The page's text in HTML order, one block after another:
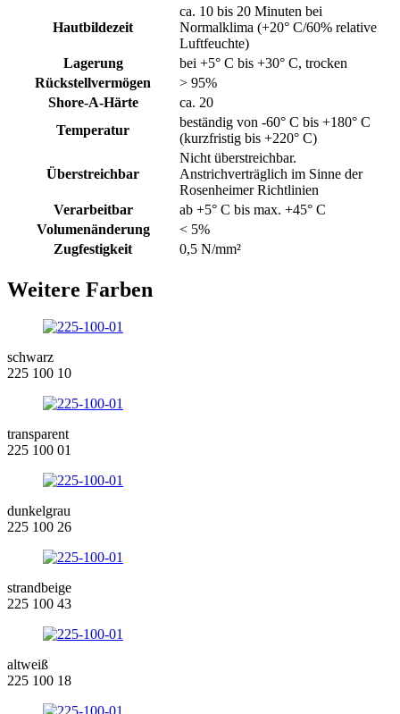
Hautbildezeit
ca. 10 bis 20 Minuten bei
Normalklima (+20° C/60% relative
Luftfeuchte)
Lagerung
bei +5° C bis +30° C, trocken
Rückstellvermögen
> 95%
Shore-A-Härte
ca. 20
Temperatur
beständig von -60° C bis +180° C
(kurzfristig bis +220° C)
Überstreichbar
Nicht überstreichbar.
Anstrichverträglich im Sinne der
Rosenheimer Richtlinien
Verarbeitbar
ab +5° C bis max. +45° C
Volumenänderung
< 5%
Zugfestigkeit
0,5 N/mm²
Weitere Farben
schwarz
225 100 10
transparent
225 100 01
dunkelgrau
225 100 26
strandbeige
225 100 43
altweiß
225 100 18